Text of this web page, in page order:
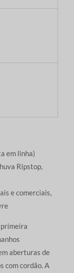
em linha)
Ripstop,
e comerciais,
aberturas de
com cordão. A